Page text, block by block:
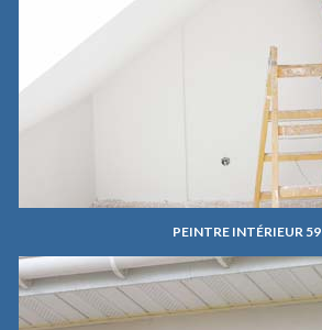
PEINTRE INTÉRIEUR 59